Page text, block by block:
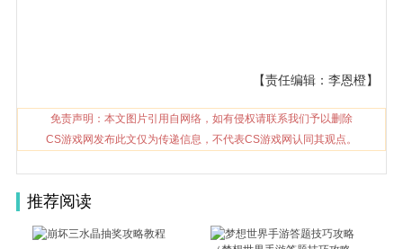
【责任编辑：李恩橙】
免责声明：本文图片引用自网络，如有侵权请联系我们予以删除
CS游戏网发布此文仅为传递信息，不代表CS游戏网认同其观点。
推荐阅读